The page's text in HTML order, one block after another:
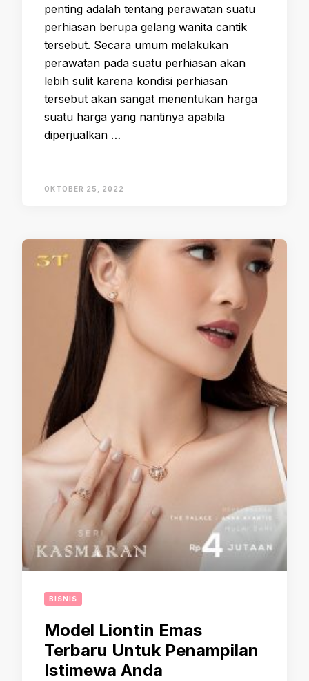
penting adalah tentang perawatan suatu
perhiasan berupa gelang wanita cantik
tersebut. Secara umum melakukan
perawatan pada suatu perhiasan akan
lebih sulit karena kondisi perhiasan
tersebut akan sangat menentukan harga
suatu harga yang nantinya apabila
diperjualkan …
OKTOBER 25, 2022
BISNIS
Model Liontin Emas
Terbaru Untuk Penampilan
Istimewa Anda